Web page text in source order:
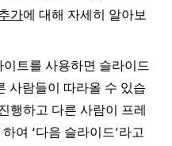
가에 대해 자세히 알아보
이트를 사용하면 슬라이드
사람들이 따라올 수 있습
행하고 다른 사람이 프레
여 ‘다음 슬라이드’라고